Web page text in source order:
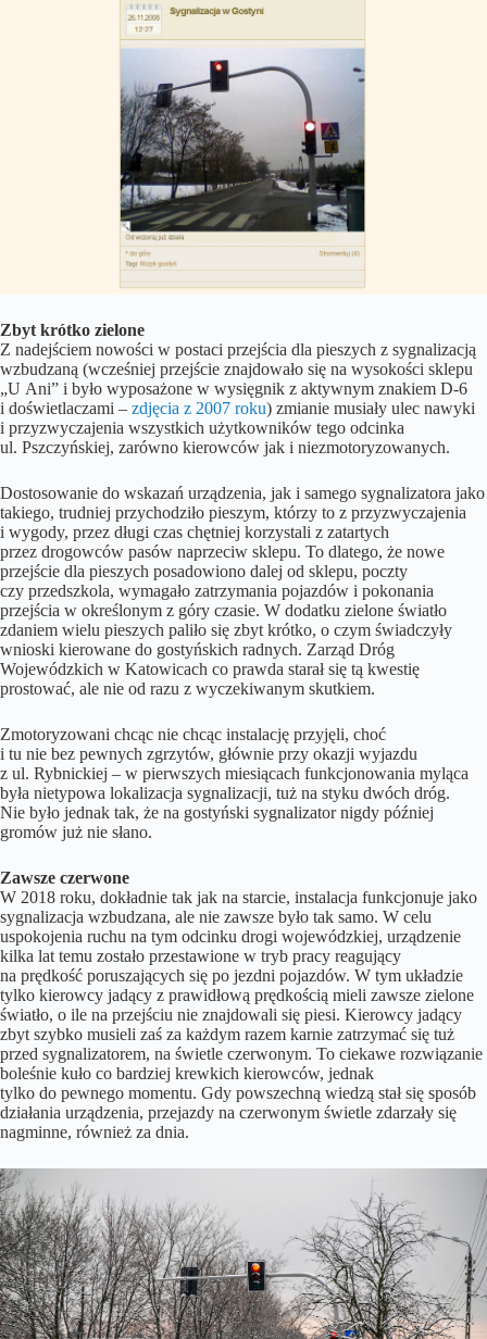
Zbyt krótko zielone
Z nadejściem nowości w postaci przejścia dla pieszych z sygnalizacją
wzbudzaną (wcześniej przejście znajdowało się na wysokości sklepu
„U Ani” i było wyposażone w wysięgnik z aktywnym znakiem D-6
i doświetlaczami – zdjęcia z 2007 roku) zmianie musiały ulec nawyki
i przyzwyczajenia wszystkich użytkowników tego odcinka
ul. Pszczyńskiej, zarówno kierowców jak i niezmotoryzowanych.
Dostosowanie do wskazań urządzenia, jak i samego sygnalizatora jako
takiego, trudniej przychodziło pieszym, którzy to z przyzwyczajenia
i wygody, przez długi czas chętniej korzystali z zatartych
przez drogowców pasów naprzeciw sklepu. To dlatego, że nowe
przejście dla pieszych posadowiono dalej od sklepu, poczty
czy przedszkola, wymagało zatrzymania pojazdów i pokonania
przejścia w określonym z góry czasie. W dodatku zielone światło
zdaniem wielu pieszych paliło się zbyt krótko, o czym świadczyły
wnioski kierowane do gostyńskich radnych. Zarząd Dróg
Wojewódzkich w Katowicach co prawda starał się tą kwestię
prostować, ale nie od razu z wyczekiwanym skutkiem.
Zmotoryzowani chcąc nie chcąc instalację przyjęli, choć
i tu nie bez pewnych zgrzytów, głównie przy okazji wyjazdu
z ul. Rybnickiej – w pierwszych miesiącach funkcjonowania myląca
była nietypowa lokalizacja sygnalizacji, tuż na styku dwóch dróg.
Nie było jednak tak, że na gostyński sygnalizator nigdy później
gromów już nie słano.
Zawsze czerwone
W 2018 roku, dokładnie tak jak na starcie, instalacja funkcjonuje jako
sygnalizacja wzbudzana, ale nie zawsze było tak samo. W celu
uspokojenia ruchu na tym odcinku drogi wojewódzkiej, urządzenie
kilka lat temu zostało przestawione w tryb pracy reagujący
na prędkość poruszających się po jezdni pojazdów. W tym układzie
tylko kierowcy jadący z prawidłową prędkością mieli zawsze zielone
światło, o ile na przejściu nie znajdowali się piesi. Kierowcy jadący
zbyt szybko musieli zaś za każdym razem karnie zatrzymać się tuż
przed sygnalizatorem, na świetle czerwonym. To ciekawe rozwiązanie
boleśnie kuło co bardziej krewkich kierowców, jednak
tylko do pewnego momentu. Gdy powszechną wiedzą stał się sposób
działania urządzenia, przejazdy na czerwonym świetle zdarzały się
nagminne, również za dnia.